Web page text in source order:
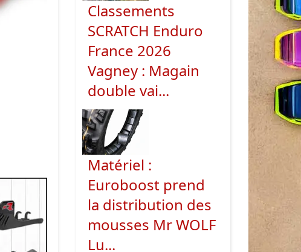
Classements
SCRATCH Enduro
France 2026
Vagney : Magain
double vai...
Matériel :
Euroboost prend
la distribution des
mousses Mr WOLF
Lu...